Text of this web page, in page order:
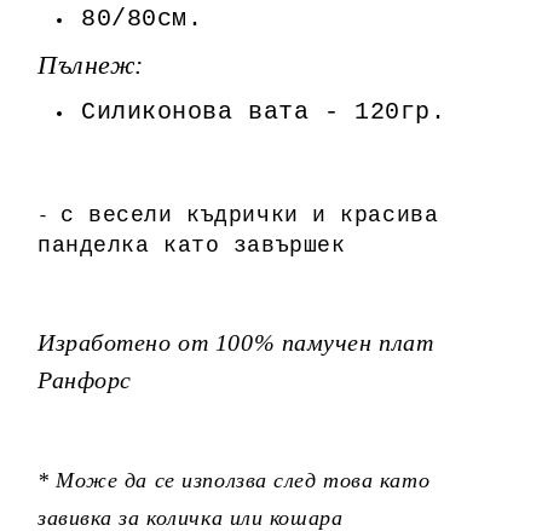
80/80см.
Пълнеж:
Силиконова вата - 120гр.
- с весели къдрички и красива
панделка като завършек
Изработено от 100% памучен плат
Ранфорс
* Може да се използва след това като
завивка за количка или кошара